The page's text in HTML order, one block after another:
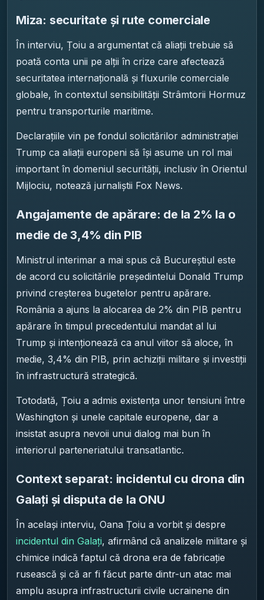
Miza: securitate și rute comerciale
În interviu, Țoiu a argumentat că aliații trebuie să
poată conta unii pe alții în crize care afectează
securitatea internațională și fluxurile comerciale
globale, în contextul sensibilității Strâmtorii Hormuz
pentru transporturile maritime.
Declarațiile vin pe fondul solicitărilor administrației
Trump ca aliații europeni să își asume un rol mai
important în domeniul securității, inclusiv în Orientul
Mijlociu, notează jurnaliștii Fox News.
Angajamente de apărare: de la 2% la o
medie de 3,4% din PIB
Ministrul interimar a mai spus că Bucureștiul este
de acord cu solicitările președintelui Donald Trump
privind creșterea bugetelor pentru apărare.
România a ajuns la alocarea de 2% din PIB pentru
apărare în timpul precedentului mandat al lui
Trump și intenționează ca anul viitor să aloce, în
medie, 3,4% din PIB, prin achiziții militare și investiții
în infrastructură strategică.
Totodată, Țoiu a admis existența unor tensiuni între
Washington și unele capitale europene, dar a
insistat asupra nevoii unui dialog mai bun în
interiorul parteneriatului transatlantic.
Context separat: incidentul cu drona din
Galați și disputa de la ONU
În același interviu, Oana Țoiu a vorbit și despre
incidentul din Galați, afirmând că analizele militare și
chimice indică faptul că drona era de fabricație
rusească și că ar fi făcut parte dintr-un atac mai
amplu asupra infrastructurii civile ucrainene din